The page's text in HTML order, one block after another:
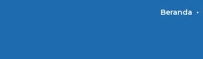
Beranda